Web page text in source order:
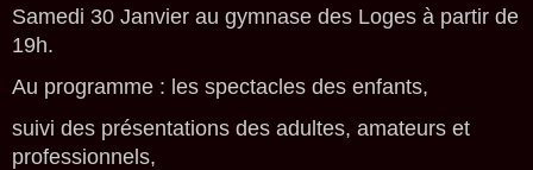
Samedi 30 Janvier au gymnase des Loges à partir de
19h.
Au programme : les spectacles des enfants,
suivi des présentations des adultes, amateurs et
professionnels,